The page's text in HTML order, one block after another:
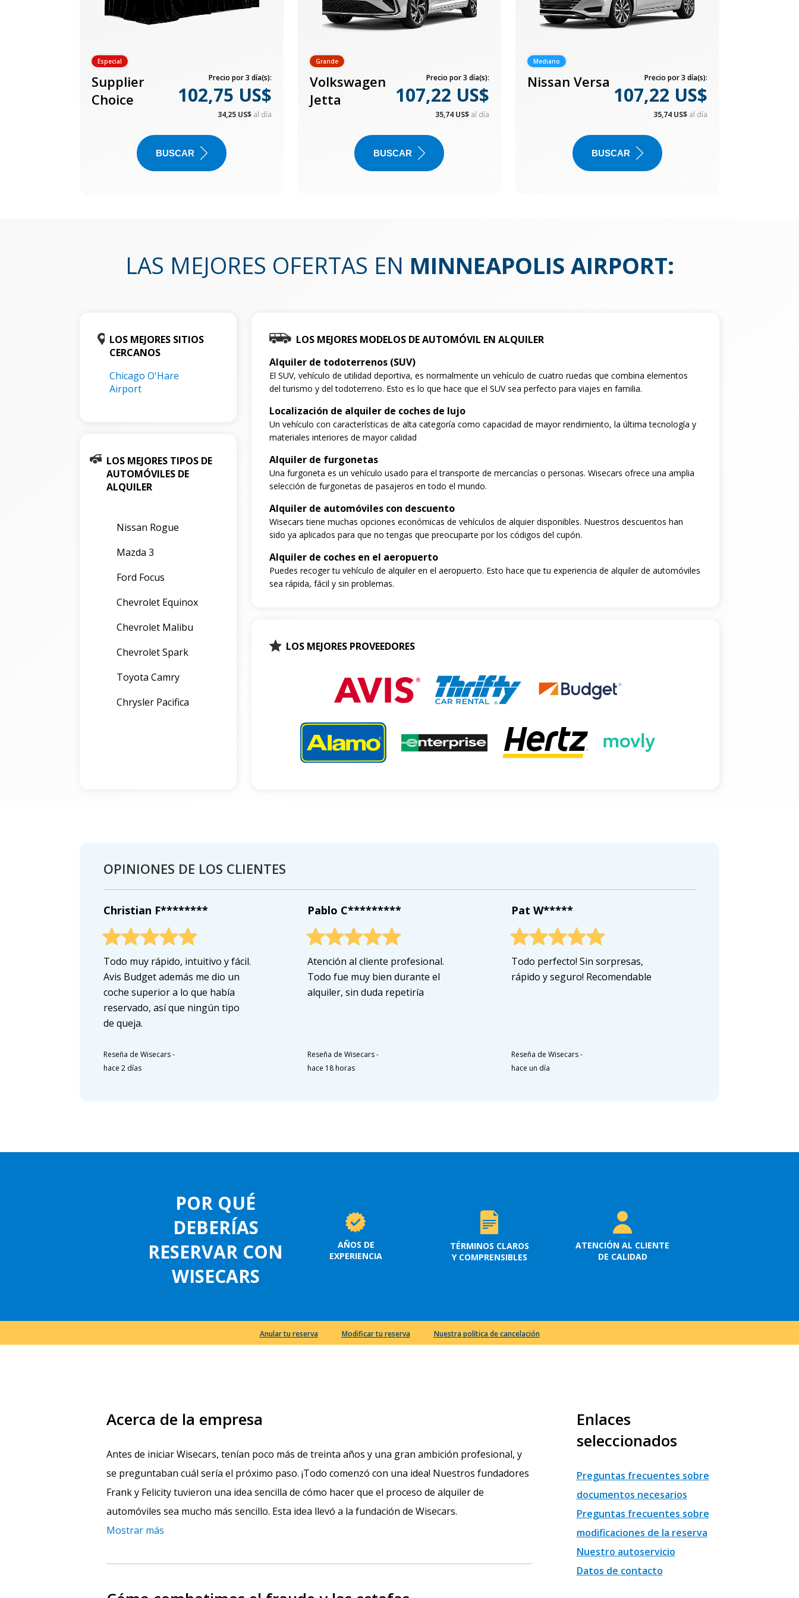
Especial
Supplier
Choice
Precio por 3 día(s):
102,75 US$
34,25 US$ al día
BUSCAR
Grande
Volkswagen
Jetta
Precio por 3 día(s):
107,22 US$
35,74 US$ al día
BUSCAR
Mediano
Nissan Versa Precio por 3 día(s):
107,22 US$
35,74 US$ al día
BUSCAR
LAS MEJORES OFERTAS EN MINNEAPOLIS AIRPORT:
LOS MEJORES SITIOS
CERCANOS
Chicago O'Hare
Airport
LOS MEJORES TIPOS DE
AUTOMÓVILES DE
ALQUILER
Nissan Rogue
Mazda 3
Ford Focus
Chevrolet Equinox
Chevrolet Malibu
Chevrolet Spark
Toyota Camry
Chrysler Pacifica
LOS MEJORES MODELOS DE AUTOMÓVIL EN ALQUILER
Alquiler de todoterrenos (SUV)
El SUV, vehículo de utilidad deportiva, es normalmente un vehículo de cuatro ruedas que combina elementos
del turismo y del todoterreno. Esto es lo que hace que el SUV sea perfecto para viajes en familia.
Localización de alquiler de coches de lujo
Un vehículo con características de alta categoría como capacidad de mayor rendimiento, la última tecnología y
materiales interiores de mayor calidad
Alquiler de furgonetas
Una furgoneta es un vehículo usado para el transporte de mercancías o personas. Wisecars ofrece una amplia
selección de furgonetas de pasajeros en todo el mundo.
Alquiler de automóviles con descuento
Wisecars tiene muchas opciones económicas de vehículos de alquier disponibles. Nuestros descuentos han
sido ya aplicados para que no tengas que preocuparte por los códigos del cupón.
Alquiler de coches en el aeropuerto
Puedes recoger tu vehículo de alquiler en el aeropuerto. Esto hace que tu experiencia de alquiler de automóviles
sea rápida, fácil y sin problemas.
LOS MEJORES PROVEEDORES
OPINIONES DE LOS CLIENTES
Christian F********
Todo muy rápido, intuitivo y fácil.
Avis Budget además me dio un
coche superior a lo que había
reservado, así que ningún tipo
de queja.
Reseña de Wisecars-
hace 2 días
Pablo C*********
Atención al cliente profesional.
Todo fue muy bien durante el
alquiler, sin duda repetiría
Reseña de Wisecars-
hace 18 horas
Pat W*****
Todo perfecto! Sin sorpresas,
rápido y seguro! Recomendable
Reseña de Wisecars-
hace un día
POR QUÉ
DEBERÍAS
RESERVAR CON
WISECARS
AÑOS DE
EXPERIENCIA
TÉRMINOS CLAROS
Y COMPRENSIBLES
ATENCIÓN AL CLIENTE
DE CALIDAD
Anular tu reserva Modificar tu reserva Nuestra política de cancelación
Acerca de la empresa
Antes de iniciar Wisecars, tenían poco más de treinta años y una gran ambición profesional, y
se preguntaban cuál sería el próximo paso. ¡Todo comenzó con una idea! Nuestros fundadores
Frank y Felicity tuvieron una idea sencilla de cómo hacer que el proceso de alquiler de
automóviles sea mucho más sencillo. Esta idea llevó a la fundación de Wisecars.
Mostrar más
Enlaces
seleccionados
Preguntas frecuentes sobre
documentos necesarios
Preguntas frecuentes sobre
modificaciones de la reserva
Nuestro autoservicio
Datos de contacto